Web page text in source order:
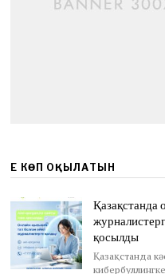
ЕҢ КӨП ОҚЫЛАТЫН
қосылды
Қазақстанда